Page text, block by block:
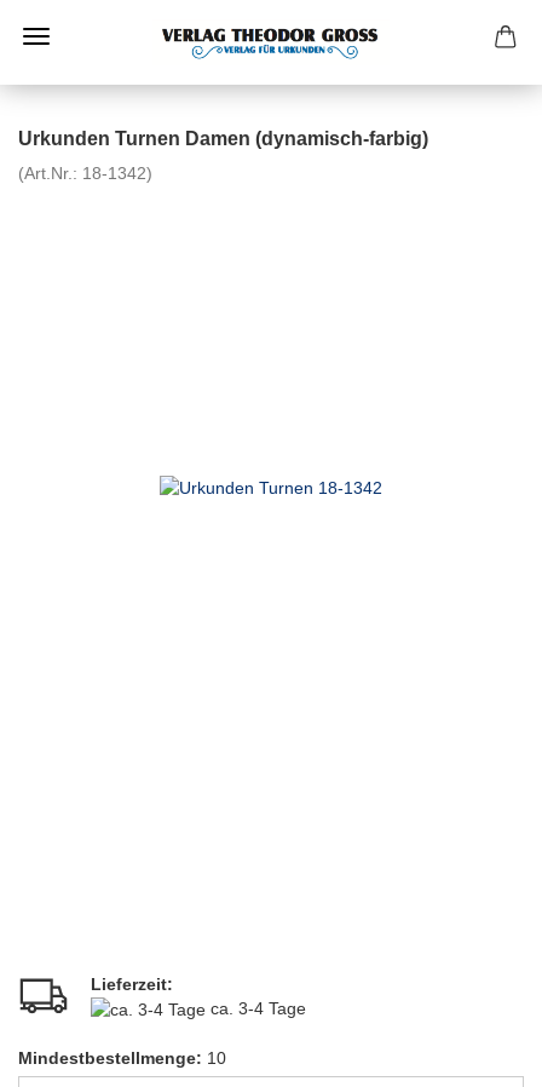
Urkunden Turnen Damen (dynamisch-farbig)
(Art.Nr.: 18-1342)
Lieferzeit:
ca. 3-4 Tage
Mindestbestellmenge: 10